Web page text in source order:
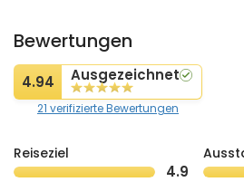
Bewertungen
4.94 Ausgezeichnet
21 verifizierte Bewertungen
Reiseziel
4.9